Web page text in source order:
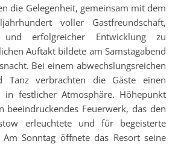
die Gelegenheit, gemeinsam mit dem
voller Gastfreundschaft,
und erfolgreicher Entwicklung zu
Auftakt bildete am Samstagabend
Bei einem abwechslungsreichen
Tanz verbrachten die Gäste einen
in festlicher Atmosphäre. Höhepunkt
beeindruckendes Feuerwerk, das den
erleuchtete und für begeisterte
Am Sonntag öffnete das Resort seine